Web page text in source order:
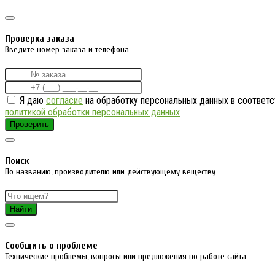
Проверка заказа
Введите номер заказа и телефона
Я даю согласие на обработку персональных данных в
политикой обработки персональных данных
Проверить
Поиск
По названию, производителю или действующему веществу
Найти
Cообщить о проблеме
Технические проблемы, вопросы или предложения по работе сайта